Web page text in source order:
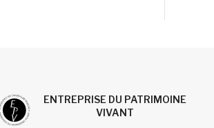
ENTREPRISE DU PATRIMOINE
VIVANT